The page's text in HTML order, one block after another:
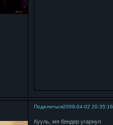
Поделиться2009-04-02 20:35:16
Кууль, мя бендер угарнул